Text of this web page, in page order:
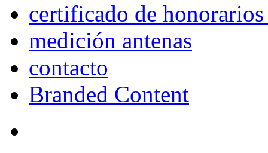
certificado de
medición antenas
contacto
Branded Content